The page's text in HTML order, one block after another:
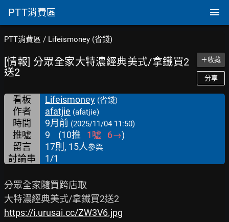
PTT消費區
PTT消費區 / Lifeismoney (省錢)
[情報] 分眾全家大特濃經典美式/拿鐵買2
送2
＋收藏
分享
看板 Lifeismoney (省錢)
作者 afatjie (afatjie)
時間 9月前 (2025/11/04 11:50)
推噓 9 (10推 1噓 6→)
留言
17則, 15人參與
討論串 1/1
分眾全家隨買跨店取
https://i.urusai.cc/ZW3V6.jpg